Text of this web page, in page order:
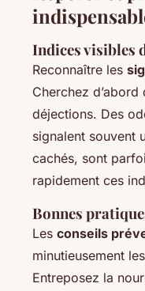
Indices visibles
Reconnaître les
Cherchez
déjections. Des
signalent souvent
cachés, sont
rapidement ces
Bonnes
Les conseils
minutieusement
Entreposez la